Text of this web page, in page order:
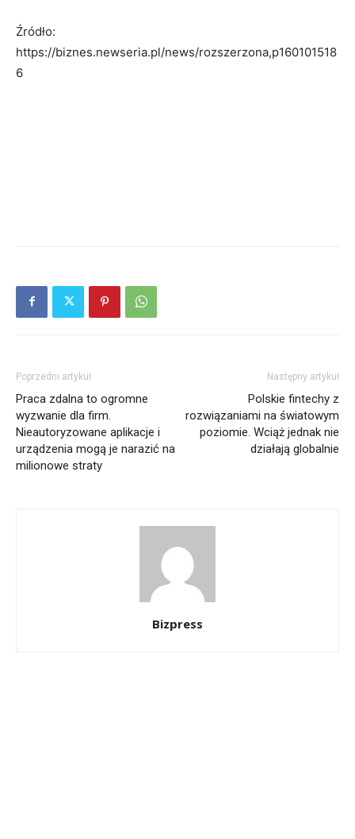
Źródło:
https://biznes.newseria.pl/news/rozszerzona,p160101518
6
Poprzedni artykuł
Praca zdalna to ogromne
wyzwanie dla firm.
Nieautoryzowane aplikacje i
urządzenia mogą je narazić na
milionowe straty
Następny artykuł
Polskie fintechy z
rozwiązaniami na światowym
poziomie. Wciąż jednak nie
działają globalnie
Bizpress